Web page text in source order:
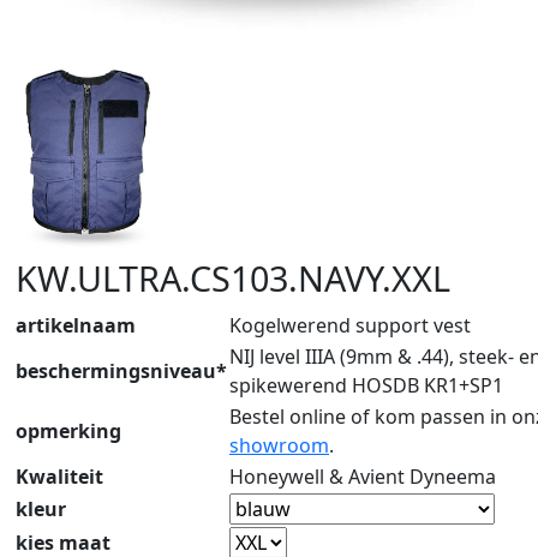
KW.ULTRA.CS103.NAVY.XXL
artikelnaam
Kogelwerend support vest
beschermingsniveau*
NIJ level IIIA (9mm & .44), steek-
spikewerend HOSDB KR1+SP1
opmerking
Bestel online of kom passen in
showroom.
Kwaliteit
Honeywell & Avient Dyneema
kleur
kies maat